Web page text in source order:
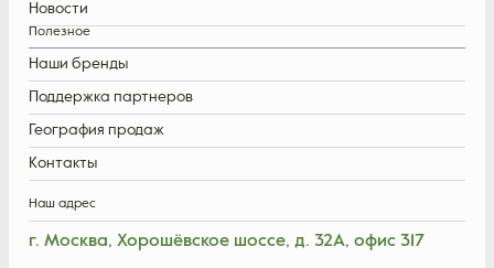
Новости
Полезное
Наши бренды
Поддержка партнеров
География продаж
Контакты
Наш адрес
г. Москва, Хорошёвское шоссе, д. 32А, офис 317